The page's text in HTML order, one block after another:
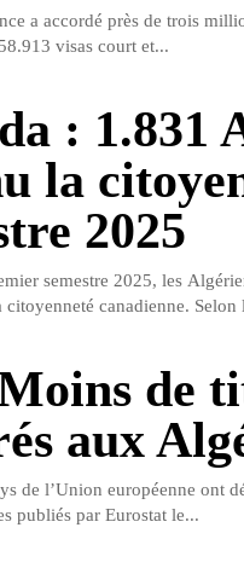
a accordé près de trois
visas court et...
: 1.831
la
2025
semestre 2025, les
citoyenneté canadienne. Selon
de
aux
de l’Union européenne ont
publiés par Eurostat le...